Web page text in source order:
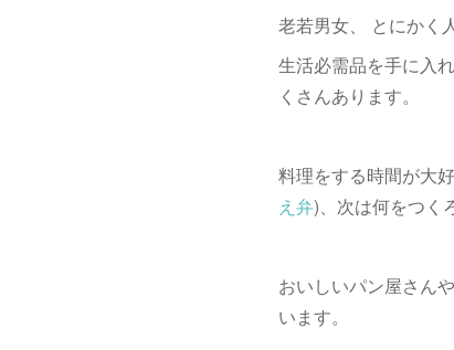
老若男女、 とにかく
生活必需品を手に入
くさんあります。
料理をする時間が大
え弁)、次は何をつく
おいしいパン屋さん
います。